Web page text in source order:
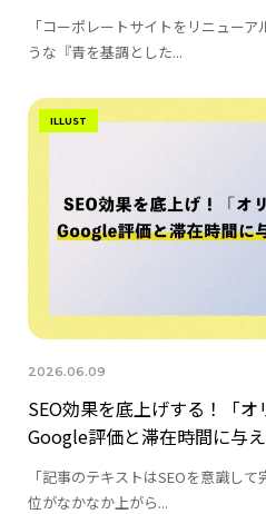
「コーポレートサイトをリニュー
うな『青を基調とした...
ILLUST
2026.06.09
SEO効果を底上げする！「
Google評価と滞在時間に与
「記事のテキストはSEOを意識し
位がなかなか上がら...